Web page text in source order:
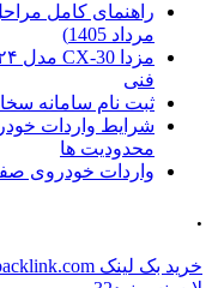
مرداد 1405)
فنی
ثبت نام سامانه
شرایط واردات
محدودیت ها
واردات خودروی
.
خرید بک لینک behtarinbacklink.com